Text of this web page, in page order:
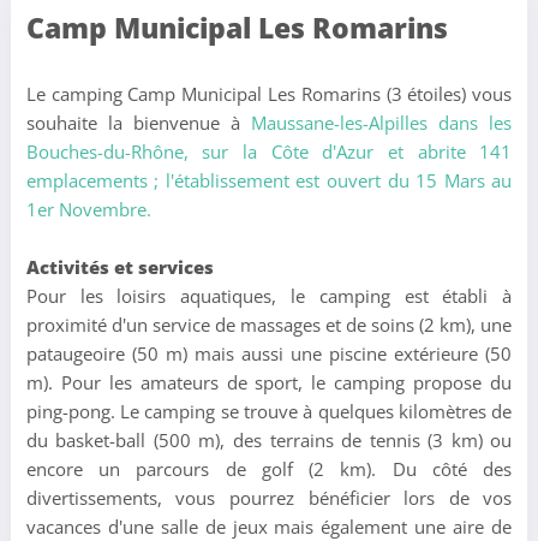
Camp Municipal Les Romarins
Le camping Camp Municipal Les Romarins (3 étoiles) vous
souhaite la bienvenue à Maussane-les-Alpilles dans les
Bouches-du-Rhône,
sur la Côte d'Azur et abrite 141
emplacements ; l'établissement est ouvert du 15 Mars au
1er Novembre.
Activités et services
Pour les loisirs aquatiques, le camping est établi à
proximité d'un service de massages et de soins (2 km), une
pataugeoire (50 m) mais aussi une piscine extérieure (50
m). Pour les amateurs de sport, le camping propose du
ping-pong. Le camping se trouve à quelques kilomètres de
du basket-ball (500 m), des terrains de tennis (3 km) ou
encore un parcours de golf (2 km). Du côté des
divertissements, vous pourrez bénéficier lors de vos
vacances d'une salle de jeux mais également une aire de